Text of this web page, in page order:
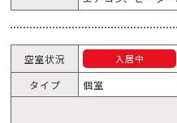
空室状況 入居中
タイプ
個室